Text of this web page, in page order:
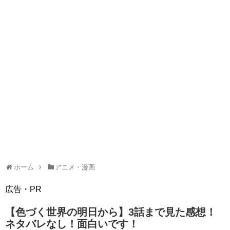
ホーム アニメ・漫画
広告・PR
【色づく世界の明日から】3話まで見た感想！
ネタバレなし！面白いです！